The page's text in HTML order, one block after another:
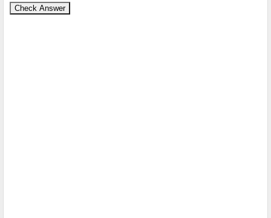
Check Answer